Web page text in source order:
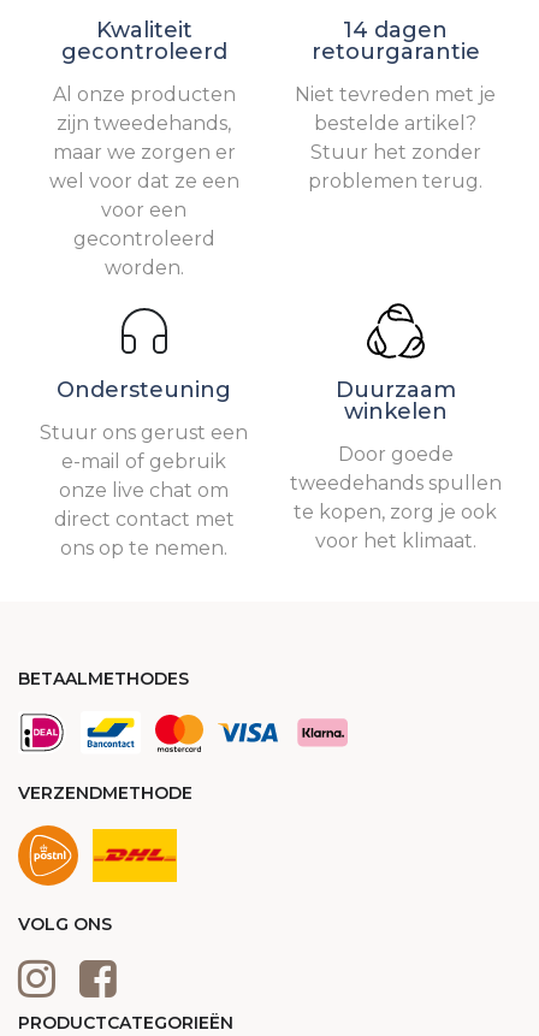
Kwaliteit
gecontroleerd
Al onze producten
zijn tweedehands,
maar we zorgen er
wel voor dat ze een
voor een
gecontroleerd
worden.
14 dagen
retourgarantie
Niet tevreden met je
bestelde artikel?
Stuur het zonder
problemen terug.
Ondersteuning
Stuur ons gerust een
e-mail of gebruik
onze live chat om
direct contact met
ons op te nemen.
Duurzaam
winkelen
Door goede
tweedehands spullen
te kopen, zorg je ook
voor het klimaat.
BETAALMETHODES
VERZENDMETHODE
VOLG ONS
PRODUCTCATEGORIEËN